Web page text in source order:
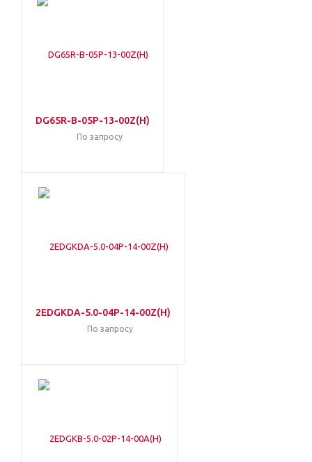
DG65R-B-05P-13-00Z(H)
По запросу
2EDGKDA-5.0-04P-14-00Z(H)
По запросу